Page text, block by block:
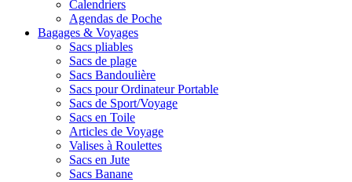
Calendriers
Agendas de Poche
Bagages & Voyages
Sacs pliables
Sacs de plage
Sacs Bandoulière
Sacs pour Ordinateur Portable
Sacs de Sport/Voyage
Sacs en Toile
Articles de Voyage
Valises à Roulettes
Sacs en Jute
Sacs Banane